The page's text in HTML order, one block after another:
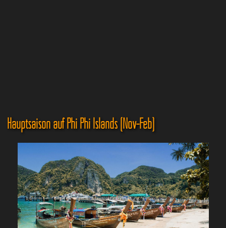
Hauptsaison auf Phi Phi Islands (Nov-Feb)